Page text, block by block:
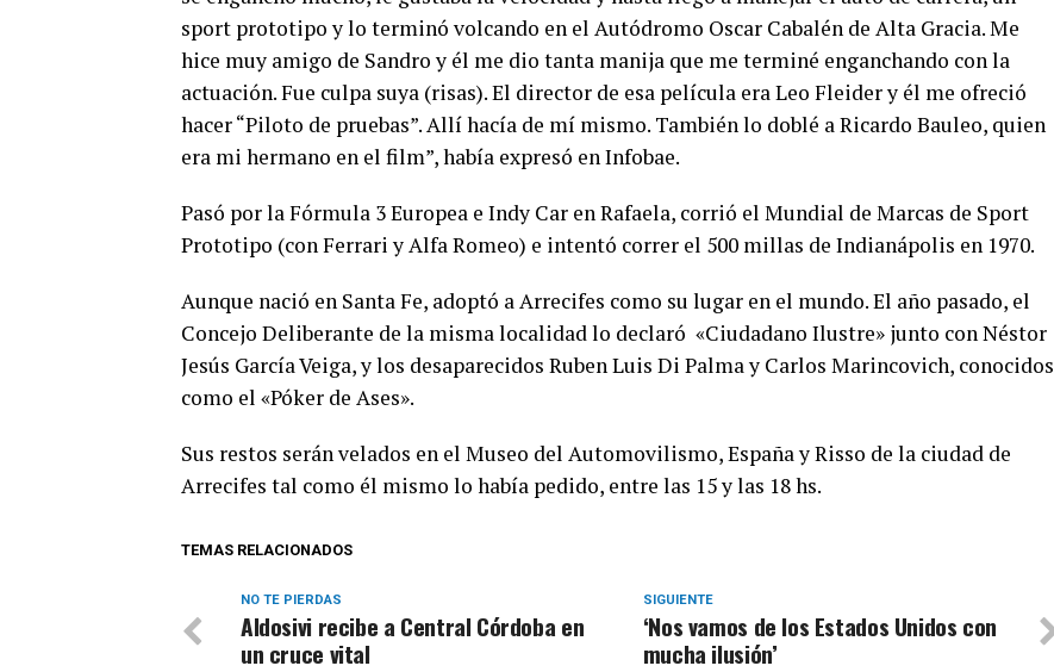
sport prototipo y lo terminó volcando en el Autódromo Oscar Cabalén de Alta Gracia. Me
hice muy amigo de Sandro y él me dio tanta manija que me terminé enganchando con la
actuación. Fue culpa suya (risas). El director de esa película era Leo Fleider y él me ofreció
hacer “Piloto de pruebas”. Allí hacía de mí mismo. También lo doblé a Ricardo Bauleo, quien
era mi hermano en el film”, había expresó en Infobae.
Pasó por la Fórmula 3 Europea e Indy Car en Rafaela, corrió el Mundial de Marcas de Sport
Prototipo (con Ferrari y Alfa Romeo) e intentó correr el 500 millas de Indianápolis en 1970.
Aunque nació en Santa Fe, adoptó a Arrecifes como su lugar en el mundo. El año pasado, el
Concejo Deliberante de la misma localidad lo declaró «Ciudadano Ilustre» junto con Néstor
Jesús García Veiga, y los desaparecidos Ruben Luis Di Palma y Carlos Marincovich, conocidos
como el «Póker de Ases».
Sus restos serán velados en el Museo del Automovilismo, España y Risso de la ciudad de
Arrecifes tal como él mismo lo había pedido, entre las 15 y las 18 hs.
TEMAS RELACIONADOS
SIGUIENTE
‘Nos vamos de los Estados Unidos con
mucha ilusión’
NO TE PIERDAS
Aldosivi recibe a Central Córdoba en
un cruce vital